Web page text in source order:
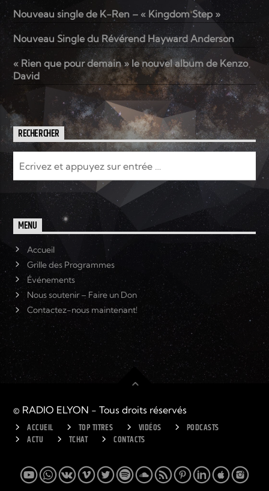
Nouveau single de K-Ren – « Kingdom Step »
Nouveau Single du Révérend Hayward Anderson
« Rien que pour demain » le nouvel album de Kenzo
David
RECHERCHER
MENU
Accueil
Grille des Programmes
Événements
Nous soutenir – Faire un Don
Contactez-nous maintenant!
© RADIO ELYON - Tous droits réservés
ACCUEIL TOP TITRES VIDÉOS
PODCASTS
ACTU
TCHAT CONTACTS